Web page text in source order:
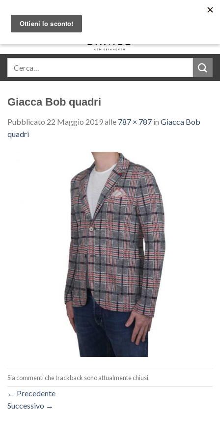
content
Giacca Bob quadri
Pubblicato 22 Maggio 2019alle 787 × 787 in Giacca Bob
quadri
Sia commenti che trackback sono attualmente chiusi.
← Precedente
Successivo →